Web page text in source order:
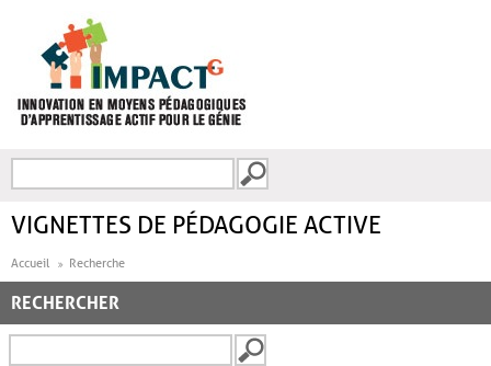
FORMULAIRE DE
VIGNETTES DE PÉDAGOGIE ACTIVE
Accueil Recherche
RECHERCHER